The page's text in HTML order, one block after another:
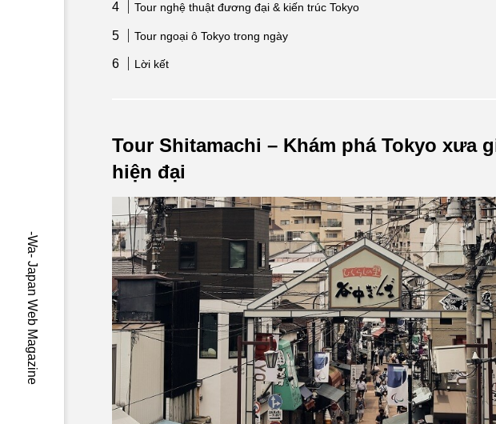
-Wa- Japan Web Magazine
Tour nghệ thuật đương đại & kiến trúc Tokyo
Tour ngoại ô Tokyo trong ngày
Lời kết
Tour Shitamachi – Khám phá Tokyo xưa
hiện đại